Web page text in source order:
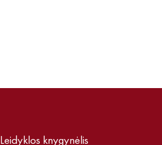
Leidyklos knygynėlis